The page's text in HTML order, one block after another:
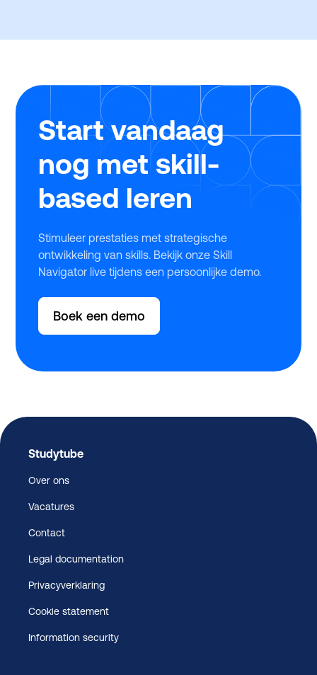
Start vandaag
nog met skill-
based leren
Stimuleer prestaties met strategische
ontwikkeling van skills. Bekijk onze Skill
Navigator live tijdens een persoonlijke demo.
Boek een demo
Studytube
Over ons
Vacatures
Contact
Legal documentation
Privacyverklaring
Cookie statement
Information security